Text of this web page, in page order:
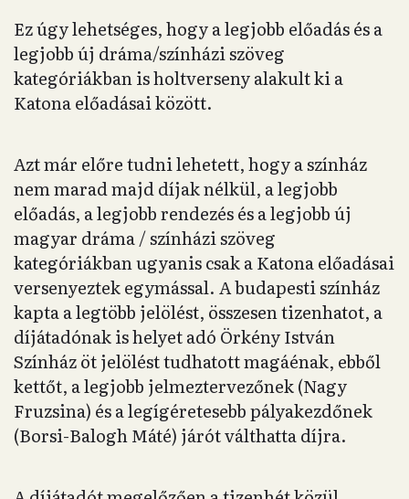
Ez úgy lehetséges, hogy a legjobb előadás és a
legjobb új dráma/színházi szöveg
kategóriákban is holtverseny alakult ki a
Katona előadásai között.
Azt már előre tudni lehetett, hogy a színház
nem marad majd díjak nélkül, a legjobb
előadás, a legjobb rendezés és a legjobb új
magyar dráma / színházi szöveg
kategóriákban ugyanis csak a Katona előadásai
versenyeztek egymással. A budapesti színház
kapta a legtöbb jelölést, összesen tizenhatot, a
díjátadónak is helyet adó Örkény István
Színház öt jelölést tudhatott magáénak, ebből
kettőt, a legjobb jelmeztervezőnek (Nagy
Fruzsina) és a legígéretesebb pályakezdőnek
(Borsi-Balogh Máté) járót válthatta díjra.